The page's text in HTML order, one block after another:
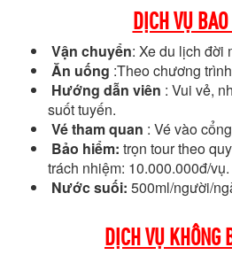
DỊCH VỤ
Vận chuyển: Xe du lịch đời
Ăn uống :Theo chương
Hướng dẫn viên : Vui vẻ,
suốt tuyến.
Vé tham quan : Vé vào
Bảo hiểm: trọn tour theo
trách nhiệm: 10.000.000đ/vụ.
Nước suối: 500ml/người/
DỊCH VỤ KHÔNG